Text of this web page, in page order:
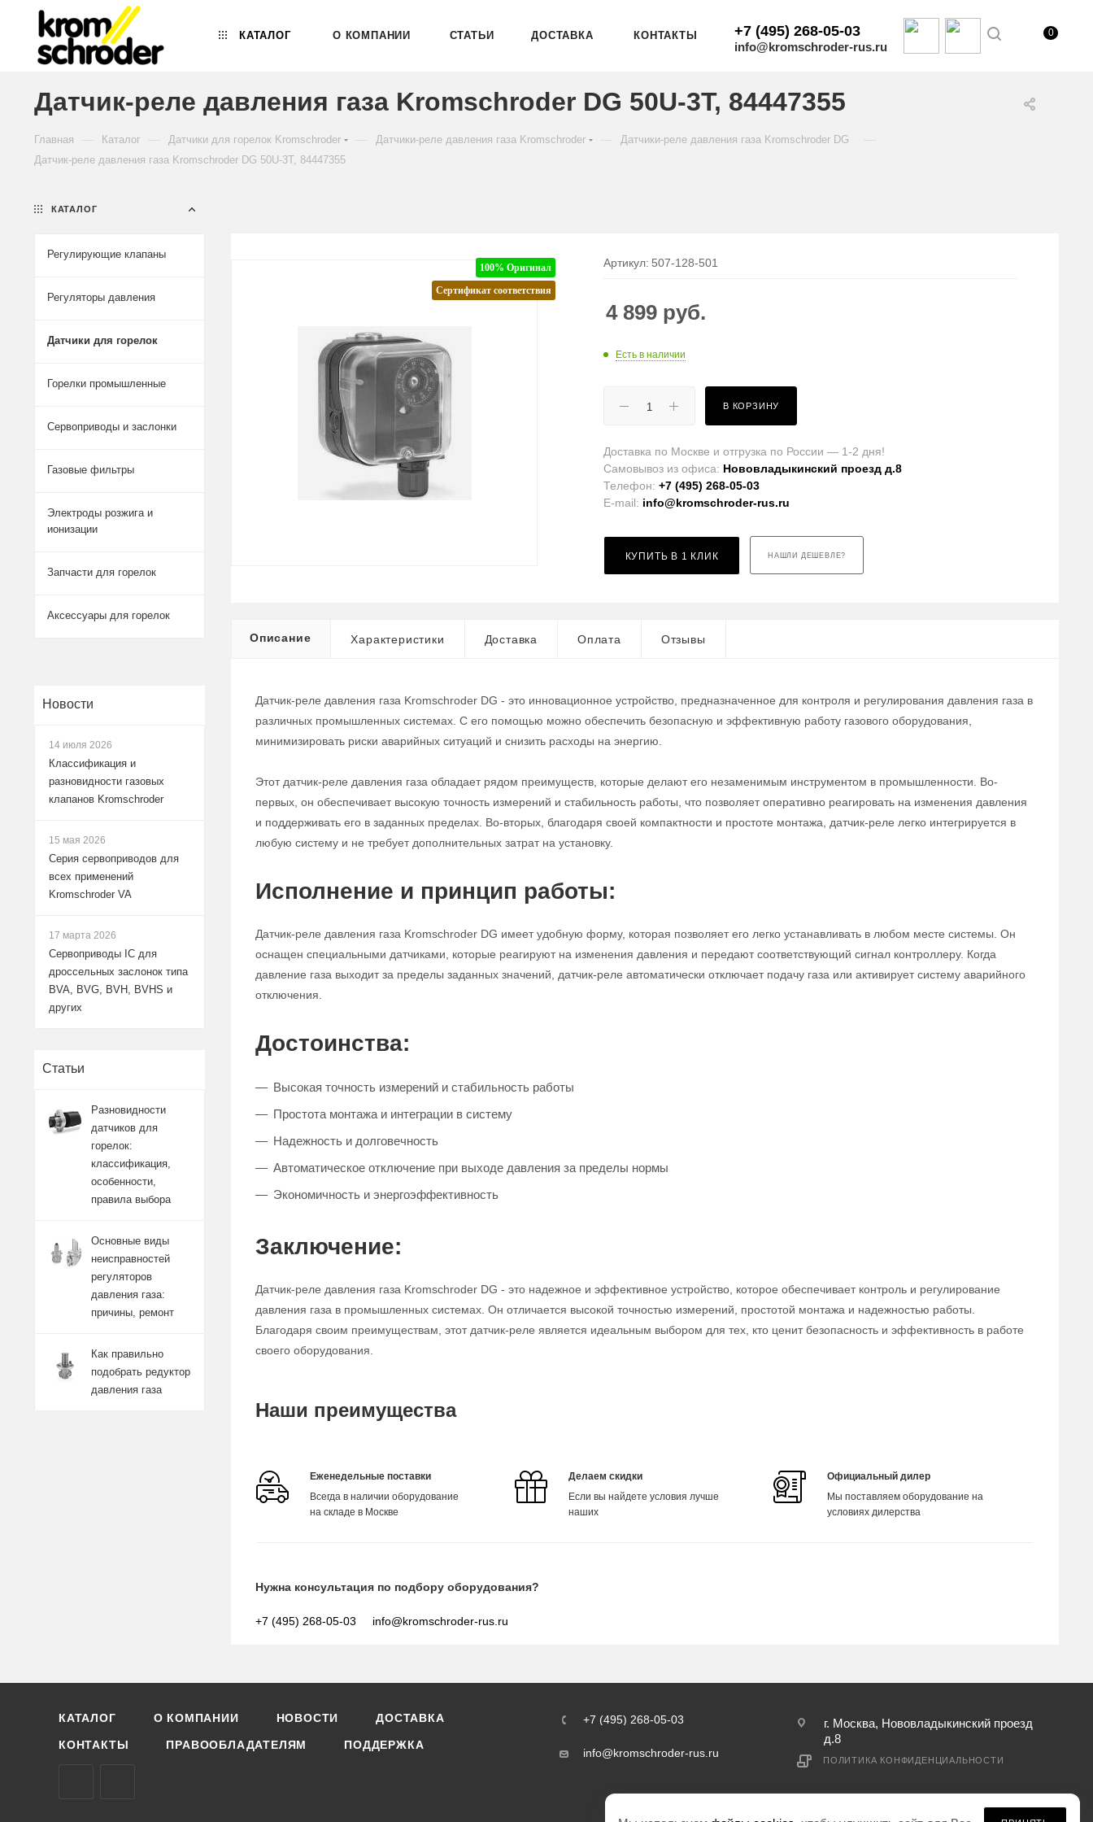
КАТАЛОГ О КОМПАНИИ СТАТЬИ ДОСТАВКА КОНТАКТЫ +7 (495) 268-05-03
info@kromschroder-rus.ru
0
Датчик-реле давления газа Kromschroder DG 50U-3T, 84447355
Главная Каталог Датчики для горелок Kromschroder Датчики-реле давления газа Kromschroder Датчики-реле давления газа Kromschroder DG
Датчик-реле давления газа Kromschroder DG 50U-3T, 84447355
100% Оригинал
Сертификат соответствия
Артикул: 507-128-501
4 899 руб.
Есть в наличии
В КОРЗИНУ
Доставка по Москве и отгрузка по России — 1-2 дня!
Самовывоз из офиса: Нововладыкинский проезд д.8
Телефон:+7 (495) 268-05-03
E-mail: info@kromschroder-rus.ru
КУПИТЬ В 1 КЛИК НАШЛИ ДЕШЕВЛЕ?
Описание Характеристики Доставка Оплата Отзывы
Датчик-реле давления газа Kromschroder DG - это инновационное устройство, предназначенное для контроля и регулирования давления газа в
различных промышленных системах. С его помощью можно обеспечить безопасную и эффективную работу газового оборудования,
минимизировать риски аварийных ситуаций и снизить расходы на энергию.
Этот датчик-реле давления газа обладает рядом преимуществ, которые делают его незаменимым инструментом в промышленности. Во-
первых, он обеспечивает высокую точность измерений и стабильность работы, что позволяет оперативно реагировать на изменения давления
и поддерживать его в заданных пределах. Во-вторых, благодаря своей компактности и простоте монтажа, датчик-реле легко интегрируется в
любую систему и не требует дополнительных затрат на установку.
Исполнение и принцип работы:
Датчик-реле давления газа Kromschroder DG имеет удобную форму, которая позволяет его легко устанавливать в любом месте системы. Он
оснащен специальными датчиками, которые реагируют на изменения давления и передают соответствующий сигнал контроллеру. Когда
давление газа выходит за пределы заданных значений, датчик-реле автоматически отключает подачу газа или активирует систему аварийного
отключения.
Достоинства:
Высокая точность измерений и стабильность работы
Простота монтажа и интеграции в систему
Надежность и долговечность
Автоматическое отключение при выходе давления за пределы нормы
Экономичность и энергоэффективность
Заключение:
Датчик-реле давления газа Kromschroder DG - это надежное и эффективное устройство, которое обеспечивает контроль и регулирование
давления газа в промышленных системах. Он отличается высокой точностью измерений, простотой монтажа и надежностью работы.
Благодаря своим преимуществам, этот датчик-реле является идеальным выбором для тех, кто ценит безопасность и эффективность в работе
своего оборудования.
Наши преимущества
Еженедельные поставки
Всегда в наличии оборудование
на складе в Москве
Делаем скидки
Если вы найдете условия лучше
наших
Официальный дилер
Мы поставляем оборудование на
условиях дилерства
Нужна консультация по подбору оборудования?
+7 (495) 268-05-03 info@kromschroder-rus.ru
КАТАЛОГ
Регулирующие клапаны
Регуляторы давления
Датчики для горелок
Горелки промышленные
Сервоприводы и заслонки
Газовые фильтры
Электроды розжига и
ионизации
Запчасти для горелок
Аксессуары для горелок
Новости
14 июля 2026
Классификация и
разновидности газовых
клапанов Kromschroder
15 мая 2026
Серия сервоприводов для
всех применений
Kromschroder VA
17 марта 2026
Сервоприводы IC для
дроссельных заслонок типа
BVA, BVG, BVH, BVHS и
других
Статьи
Разновидности
датчиков для
горелок:
классификация,
особенности,
правила выбора
Основные виды
неисправностей
регуляторов
давления газа:
причины, ремонт
Как правильно
подобрать редуктор
давления газа
КАТАЛОГ О КОМПАНИИ НОВОСТИ ДОСТАВКА
КОНТАКТЫ ПРАВООБЛАДАТЕЛЯМ ПОДДЕРЖКА
+7 (495) 268-05-03
info@kromschroder-rus.ru
г. Москва, Нововладыкинский проезд
д.8
ПОЛИТИКА КОНФИДЕНЦИАЛЬНОСТИ